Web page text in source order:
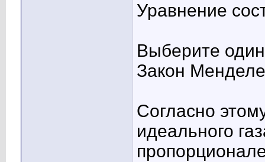
Уравнение
Выберите
Закон
Согласно
идеального